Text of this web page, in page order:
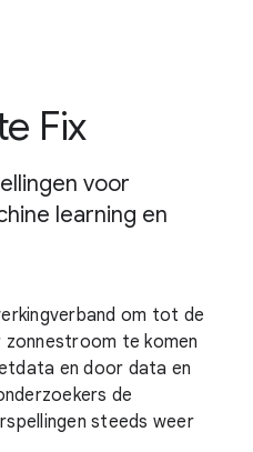
Fix
voor
learning en
om tot de
te komen
en door data en
de
steeds weer